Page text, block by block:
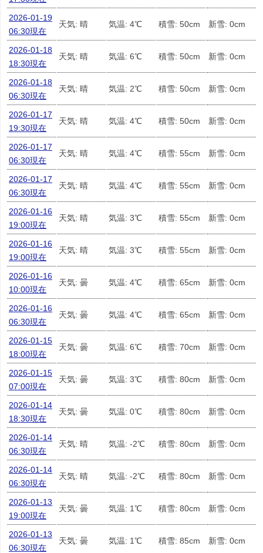
2026-01-19
06:30現在
天気: 晴 気温: 4℃ 積雪: 50cm 新雪: 0cm
2026-01-18
18:30現在
天気: 晴 気温: 6℃ 積雪: 50cm 新雪: 0cm
2026-01-18
06:30現在
天気: 晴 気温: 2℃ 積雪: 50cm 新雪: 0cm
2026-01-17
19:30現在
天気: 晴 気温: 4℃ 積雪: 50cm 新雪: 0cm
2026-01-17
06:30現在
天気: 晴 気温: 4℃ 積雪: 55cm 新雪: 0cm
2026-01-17
06:30現在
天気: 晴 気温: 4℃ 積雪: 55cm 新雪: 0cm
2026-01-16
19:00現在
天気: 晴 気温: 3℃ 積雪: 55cm 新雪: 0cm
2026-01-16
19:00現在
天気: 晴 気温: 3℃ 積雪: 55cm 新雪: 0cm
2026-01-16
10:00現在
天気: 曇 気温: 4℃ 積雪: 65cm 新雪: 0cm
2026-01-16
06:30現在
天気: 曇 気温: 4℃ 積雪: 65cm 新雪: 0cm
2026-01-15
18:00現在
天気: 曇 気温: 6℃ 積雪: 70cm 新雪: 0cm
2026-01-15
07:00現在
天気: 曇 気温: 3℃ 積雪: 80cm 新雪: 0cm
2026-01-14
18:30現在
天気: 曇 気温: 0℃ 積雪: 80cm 新雪: 0cm
2026-01-14
06:30現在
天気: 晴 気温: -2℃ 積雪: 80cm 新雪: 0cm
2026-01-14
06:30現在
天気: 晴 気温: -2℃ 積雪: 80cm 新雪: 0cm
2026-01-13
19:00現在
天気: 曇 気温: 1℃ 積雪: 80cm 新雪: 0cm
2026-01-13
06:30現在
天気: 曇 気温: 1℃ 積雪: 85cm 新雪: 0cm